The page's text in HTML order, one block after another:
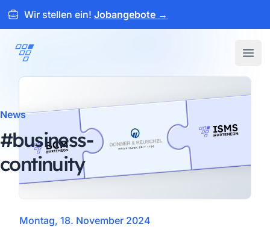
Wir stellen ein! Jobangebote →
ARTEMEON
News
#business-
continuity
Montag, 18. November 2024